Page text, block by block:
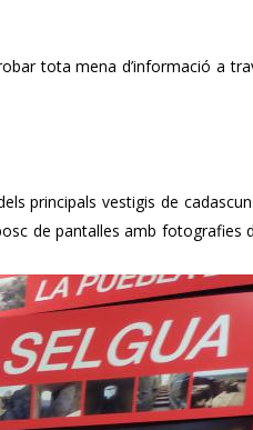
tota mena d’informació a
principals vestigis de
de pantalles amb fotografies